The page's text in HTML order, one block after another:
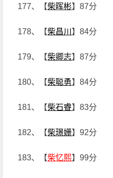
177、【柴晖彬】87分
178、【柴昌川 】84分
179、【柴卿志】87分
180、【柴聪勇】84分
181、【柴石睿】83分
182、【柴璟姗】92分
183、【柴忆熙】99分